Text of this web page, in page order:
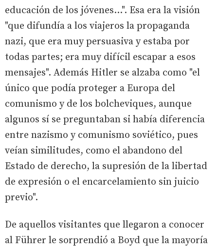
educación de los jóvenes...". Esa era la visión
"que difundía a los viajeros la propaganda
nazi, que era muy persuasiva y estaba por
todas partes; era muy difícil escapar a esos
mensajes". Además Hitler se alzaba como "el
único que podía proteger a Europa del
comunismo y de los bolcheviques, aunque
algunos sí se preguntaban si había diferencia
entre nazismo y comunismo soviético, pues
veían similitudes, como el abandono del
Estado de derecho, la supresión de la libertad
de expresión o el encarcelamiento sin juicio
previo".
De aquellos visitantes que llegaron a conocer
al Führer le sorprendió a Boyd que la mayoría